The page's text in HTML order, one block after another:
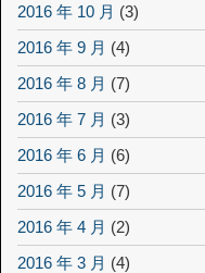
2016 年 10 月 (3)
2016 年 9 月 (4)
2016 年 8 月 (7)
2016 年 7 月 (3)
2016 年 6 月 (6)
2016 年 5 月 (7)
2016 年 4 月 (2)
2016 年 3 月 (4)